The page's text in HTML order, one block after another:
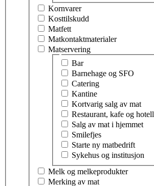
Kornvarer
Kosttilskudd
Matfett
Matkontaktmaterialer
Matservering
Velg tema innen matservering
Bar
Barnehage og SFO
Catering
Kantine
Kortvarig salg av mat
Restaurant, kafe og hotell
Salg av mat i hjemmet
Smilefjes
Starte ny matbedrift
Sykehus og institusjon
Melk og melkeprodukter
Merking av mat